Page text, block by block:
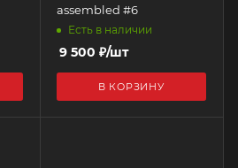
assembled #6
Есть в наличии
9 500 ₽/шт
В КОРЗИНУ